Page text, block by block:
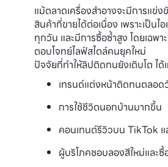
แม้ตลาดเครื่องสำอางจะมีการแข่
สินค้าที่ขายได้ต่อเนื่อง เพราะเป็นไ
ทุกวัน และมีการซื้อซ้ำสูง โดยเฉพ
ตอบโจทย์ไลฟ์สไตล์คนยุคใหม่
ปัจจัยที่ทำให้ลิปติดทนยังเติบโต ได้
เทรนด์แต่งหน้าติดทนตลอด
การใช้ชีวิตนอกบ้านมากขึ้น
คอนเทนต์รีวิวบน TikTok
ผู้บริโภคชอบลองสีใหม่และซื้